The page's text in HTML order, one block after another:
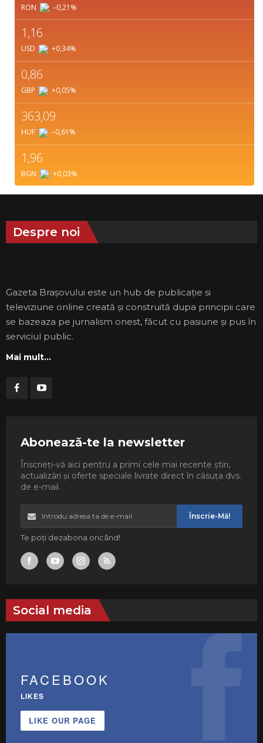
RON –0,21 %
1,16
USD +0,34%
0,86
GBP +0,05%
363,09
HUF –0,61 %
1,96
BGN +0,03%
Despre noi
Gazeta Brașovului este un hub de publicație si
televiziune online creată și construită dupa principii care
se bazeaza pe jurnalism onest, făcut cu pasiune și pus în
serviciul public.
Mai mult...
Abonează-te la newsletter
Înscrieți-vă aici pentru a primi cele mai recente știri,
actualizări și oferte speciale livrate direct în căsuța dvs.
de e-mail.
Înscrie-Mă!
Te poți dezabona oricând!
Social media
FACEBOOK
LIKES
LIKE OUR PAGE